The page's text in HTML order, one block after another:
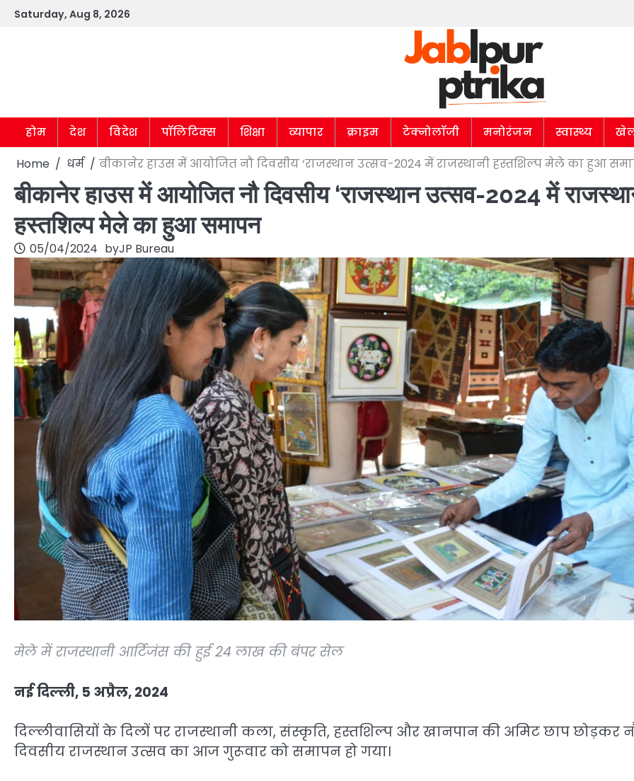
SkipSaturday, Aug 8, 2026
होम देश विदेश पॉलिटिक्स शिक्षा व्यापार क्राइम टेक्नोलॉजी मनोरंजन स्वास्थ्य
Home धर्म बीकानेर हाउस में आयोजित नौ दिवसीय ‘राजस्थान उत्सव-2024 में राजस्थानी हस्तशिल्प मेले का हुआ
बीकानेर हाउस में आयोजित नौ दिवसीय ‘राजस्थान उत्सव-2024 में
हस्तशिल्प मेले का हुआ समापन
05/04/2024 byJP Bureau
मेले में राजस्थानी आर्टिजंस की हुई 24 लाख की बंपर सेल
नई दिल्ली, 5 अप्रैल, 2024
दिल्लीवासियों के दिलों पर राजस्थानी कला, संस्कृति, हस्तशिल्प और खानपान की अमिट छाप छोड़कर
दिवसीय राजस्थान उत्सव का आज गुरूवार को समापन हो गया।